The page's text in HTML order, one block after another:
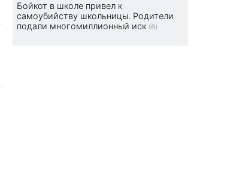
Бойкот в школе привел к
самоубийству школьницы. Родители
подали многомиллионный иск (6)